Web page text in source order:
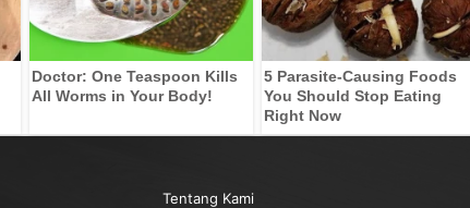
Doctor: One Teaspoon Kills
All Worms in Your Body!
5 Parasite-Causing Foods
You Should Stop Eating
Right Now
Tentang Kami